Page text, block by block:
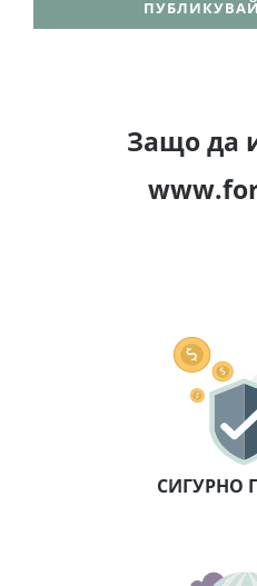
Защо да
СИГУРНО